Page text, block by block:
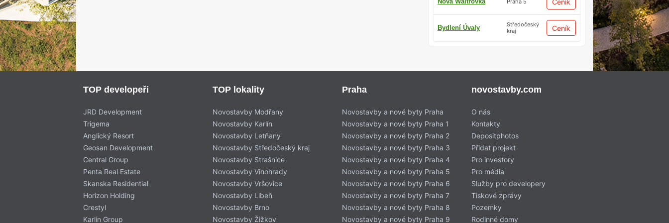
Ceník
Bydlení Úvaly
Středočeský
kraj
Ceník
TOP developeři
JRD Development
Trigema
Anglický Resort
Geosan Development
Central Group
Penta Real Estate
Skanska Residential
Horizon Holding
Crestyl
Karlín Group
TOP lokality
Novostavby Modřany
Novostavby Karlín
Novostavby Letňany
Novostavby Středočeský kraj
Novostavby Strašnice
Novostavby Vinohrady
Novostavby Vršovice
Novostavby Libeň
Novostavby Brno
Novostavby Žižkov
Praha
Novostavby a nové byty Praha
Novostavby a nové byty Praha 1
Novostavby a nové byty Praha 2
Novostavby a nové byty Praha 3
Novostavby a nové byty Praha 4
Novostavby a nové byty Praha 5
Novostavby a nové byty Praha 6
Novostavby a nové byty Praha 7
Novostavby a nové byty Praha 8
Novostavby a nové byty Praha 9
novostavby.com
O nás
Kontakty
Depositphotos
Přidat projekt
Pro investory
Pro média
Služby pro developery
Tiskové zprávy
Pozemky
Rodinné domy